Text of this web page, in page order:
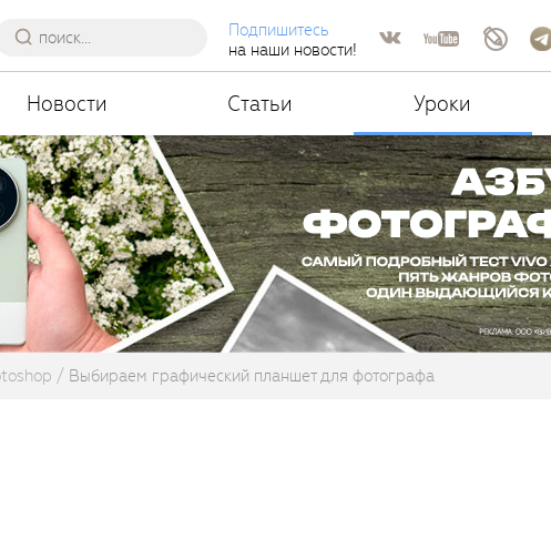
Подпишитесь
на наши новости!
Новости Статьи Уроки
Выбираем графический планшет для фотографа